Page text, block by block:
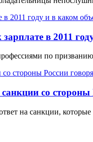
в 2011
по
со
на санкции,